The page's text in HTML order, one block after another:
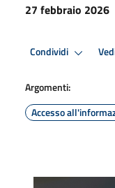
27 febbraio 2026
Condividi
Argomenti:
Accesso